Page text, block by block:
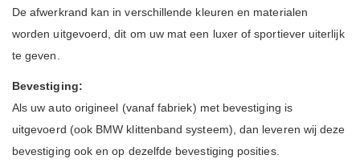
De afwerkrand kan in verschillende kleuren en materialen
worden uitgevoerd, dit om uw mat een luxer of sportiever uiterlijk
te geven.
Bevestiging:
Als uw auto origineel (vanaf fabriek) met bevestiging is
uitgevoerd (ook BMW klittenband systeem), dan leveren wij deze
bevestiging ook en op dezelfde bevestiging posities.